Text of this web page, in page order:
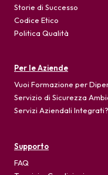
Storie di Successo
Codice Etico
Politica Qualità
Per le Aziende
Vuoi Formazione per
Servizio di Sicurezza
Servizi Aziendali Integrati?
Supporto
FAQ